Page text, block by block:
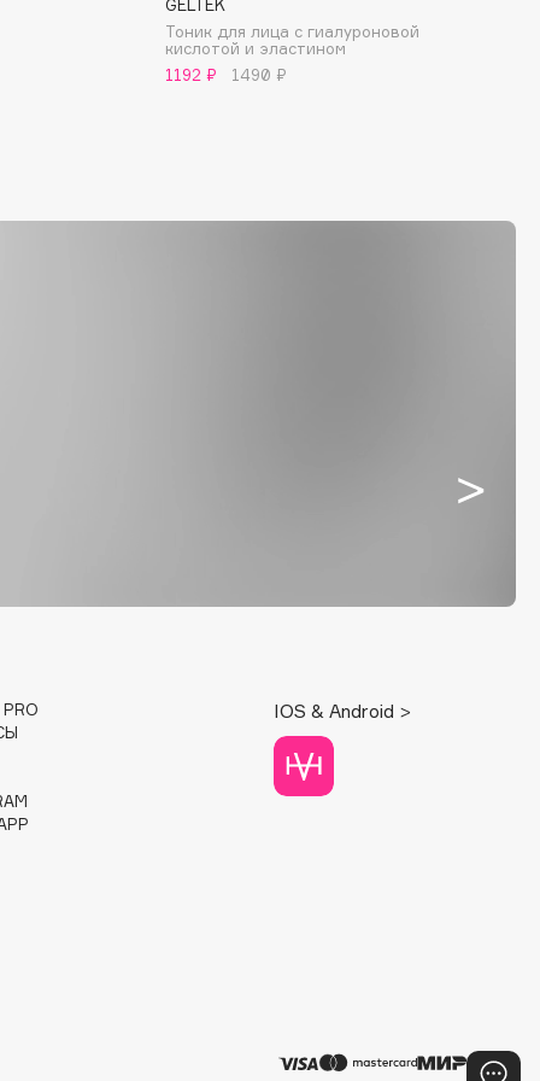
GELTEK
Тоник для лица с гиалуроновой
кислотой и эластином
1192 ₽
1490 ₽
PRO
IOS & Android >